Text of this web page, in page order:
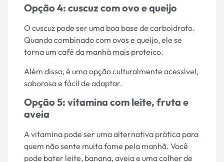
Opção 4: cuscuz com ovo e queijo
O cuscuz pode ser uma boa base de carboidrato.
Quando combinado com ovos e queijo, ele se
torna um café da manhã mais proteico.
Além disso, é uma opção culturalmente acessível,
saborosa e fácil de adaptar.
Opção 5: vitamina com leite, fruta e
aveia
A vitamina pode ser uma alternativa prática para
quem não sente muita fome pela manhã. Você
pode bater leite, banana, aveia e uma colher de